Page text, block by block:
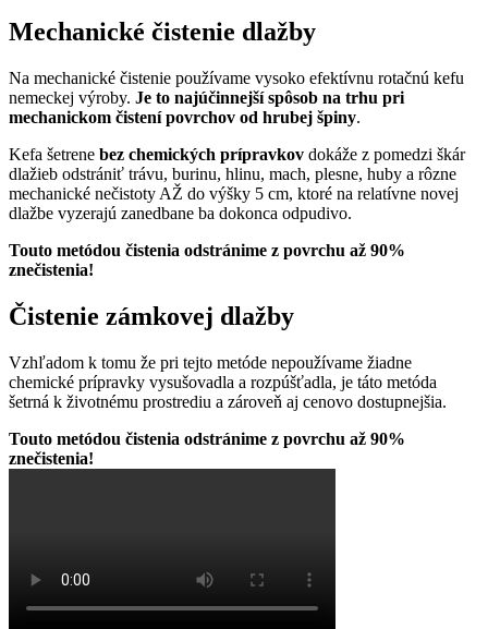
Mechanické čistenie dlažby
Na mechanické čistenie používame vysoko efektívnu rotačnú kefu
nemeckej výroby. Je to najúčinnejší spôsob na trhu pri
mechanickom čistení povrchov od hrubej špiny.
Kefa šetrene bez chemických prípravkov dokáže z pomedzi škár
dlažieb odstrániť trávu, burinu, hlinu, mach, plesne, huby a rôzne
mechanické nečistoty AŽ do výšky 5 cm, ktoré na relatívne novej
dlažbe vyzerajú zanedbane ba dokonca odpudivo.
Touto metódou čistenia odstránime z povrchu až 90%
znečistenia!
Čistenie zámkovej dlažby
Vzhľadom k tomu že pri tejto metóde nepoužívame žiadne
chemické prípravky vysušovadla a rozpúšťadla, je táto metóda
šetrná k životnému prostrediu a zároveň aj cenovo dostupnejšia.
Touto metódou čistenia odstránime z povrchu až 90%
znečistenia!